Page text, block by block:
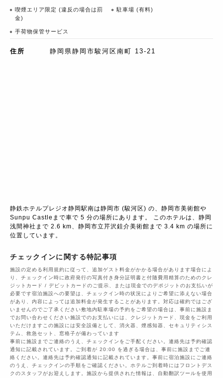
喫煙エリア限定 (違反の場合は罰
金)
駐車場 (有料)
手荷物保管サービス
住所 静岡県静岡市駿河区南町 13-21
静鉄ホテルプレジオ静岡駅南は静岡市 (駿河区) の、静岡市美術館や
Sunpu Castleまで車で 5 分の場所にあります。 このホテルは、静岡
浅間神社まで 2.6 km、静岡市立芹沢銈介美術館まで 3.4 km の場所に
位置しています。
チェックインに関する特記事項
施設の定める利用規約に従って、追加ゲスト料金がかかる場合があります場合によ
り、チェックイン時に政府発行の写真付き身分証明書と付随費用精算のためのクレ
ジットカード / デビットカードのご提示、または現金でのデポジットのお支払いが
必要です宿泊施設への要望は、チェックイン時の状況によりご希望に添えない場合
があり、内容によっては追加料金が発生することがあります。対応は確約ではござ
いませんのでご了承ください敷地内駐車場の予約をご希望の場合は、事前に施設ま
でお問い合わせください施設でのお支払いには、クレジットカード、現金をご利用
いただけますこの施設には安全設備として、消火器、煙感知器、セキュリティシス
テム、救急セット、窓格子が備わっています
事前に施設までご連絡のうえ、チェックインをご手配ください。連絡先は予約確認
通知に記載されています。ご到着が 20:00 を過ぎる場合は、事前に施設までご連
絡ください。連絡先は予約確認通知に記載されています。事前に宿泊施設にご連絡
のうえ、チェックインの手順をご確認ください。ホテルご到着時にはフロントデス
クのスタッフがお迎えします。施設から提供された情報は、自動翻訳ツールを使用